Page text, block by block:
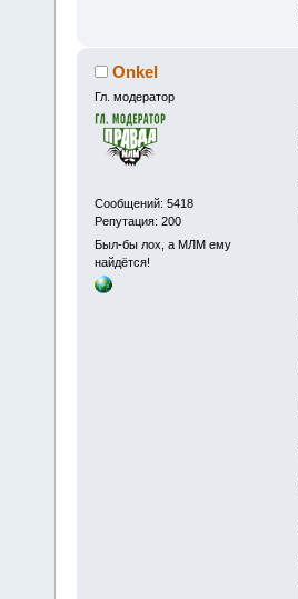
Onkel
Гл. модератор
Сообщений: 5418
Репутация: 200
Был-бы лох, а МЛМ ему
найдётся!